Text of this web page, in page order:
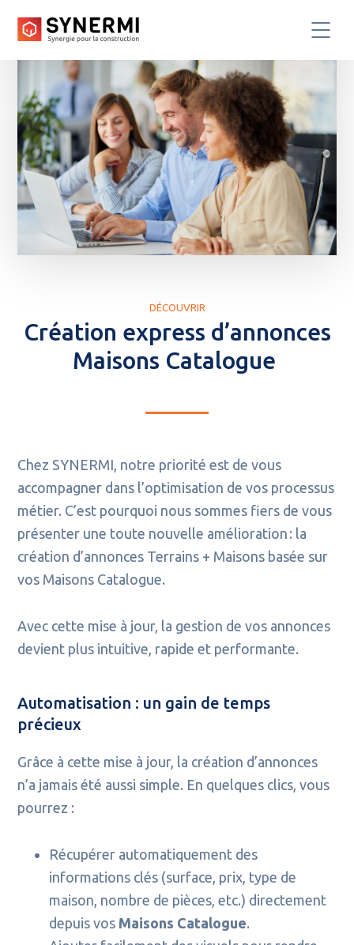
DÉCOUVRIR
Création express d’annonces
Maisons Catalogue
Chez SYNERMI, notre priorité est de vous
accompagner dans l’optimisation de vos processus
métier. C’est pourquoi nous sommes fiers de vous
présenter une toute nouvelle amélioration : la
création d’annonces Terrains + Maisons basée sur
vos Maisons Catalogue.
Avec cette mise à jour, la gestion de vos annonces
devient plus intuitive, rapide et performante.
Automatisation : un gain de temps
précieux
Grâce à cette mise à jour, la création d’annonces
n’a jamais été aussi simple. En quelques clics, vous
pourrez :
Récupérer automatiquement des
informations clés (surface, prix, type de
maison, nombre de pièces, etc.) directement
depuis vos Maisons Catalogue.